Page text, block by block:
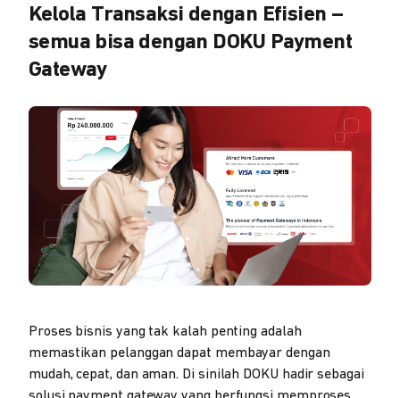
Kelola Transaksi dengan Efisien –
semua bisa dengan DOKU Payment
Gateway
Proses bisnis yang tak kalah penting adalah
memastikan pelanggan dapat membayar dengan
mudah, cepat, dan aman. Di sinilah DOKU hadir sebagai